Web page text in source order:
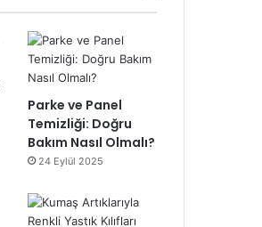
Parke ve Panel
Temizliği: Doğru
Bakım Nasıl Olmalı?
24 Eylül 2025